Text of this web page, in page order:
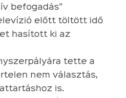
befogadás”
előtt töltött idő
hasított ki az
tette a
nem választás,
is.